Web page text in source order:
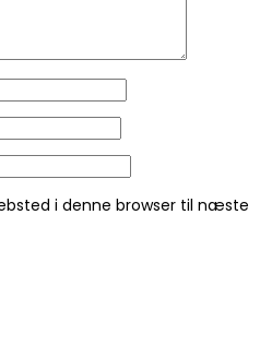
i denne browser til næste